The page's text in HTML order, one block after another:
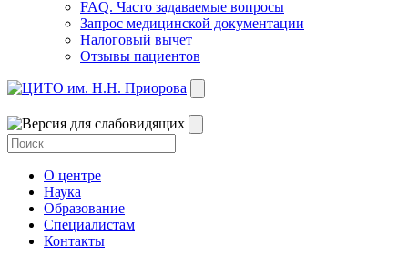
FAQ. Часто задаваемые вопросы
Запрос медицинской документации
Налоговый вычет
Отзывы пациентов
О центре
Наука
Образование
Специалистам
Контакты